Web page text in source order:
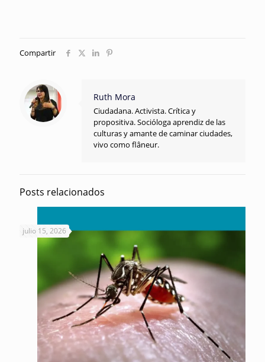
Compartir
Ruth Mora
Ciudadana. Activista. Crítica y
propositiva. Socióloga aprendiz de las
culturas y amante de caminar ciudades,
vivo como flâneur.
Posts relacionados
julio 15, 2026